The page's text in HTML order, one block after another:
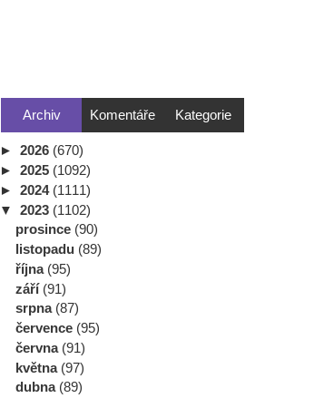
Archiv Komentáře Kategorie
► 2026 (670)
► 2025 (1092)
► 2024 (1111)
▼ 2023 (1102)
prosince (90)
listopadu (89)
října (95)
září (91)
srpna (87)
července (95)
června (91)
května (97)
dubna (89)